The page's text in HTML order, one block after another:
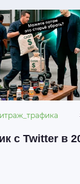
с Twitter в